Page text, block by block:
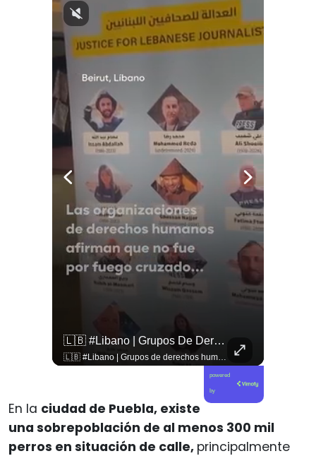
🇱🇧 #Libano | Grupos De Derechos Humanos Presentan Pruebas Sobre El Asesinato De La Periodista Libanesa Amal Khalil, Asesinada Por Israel.
🇱🇧 #Libano | Grupos de derechos humanos presentan pruebas sobre el asesinato de la periodista libanesa Amal Khalil, asesinada por Israel.
powered
by
En la ciudad de Puebla, existe
una sobrepoblación de al menos 300 mil
perros en situación de calle, principalmente